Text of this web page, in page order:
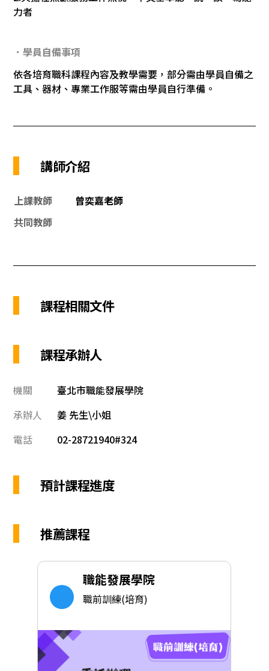
力者
．學員自備事項
依各培育職科課程內容及教學需要，部分需由學員自備之
工具、器材、專業工作服等需由學員自行準備。
講師介紹
上課教師
曾奕嘉老師
共同教師
課程相關文件
課程承辦人
機關
臺北市職能發展學院
承辦人
姜 先生\小姐
電話
02-28721940#324
預計課程進度
推薦課程
職能發展學院
職前訓練(培育)